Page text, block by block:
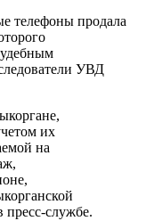
телефоны продала
УВД
их
на
службе.